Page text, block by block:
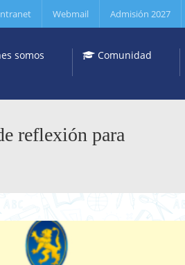
Webmail Admisión 2027
somos Comunidad
reflexión para